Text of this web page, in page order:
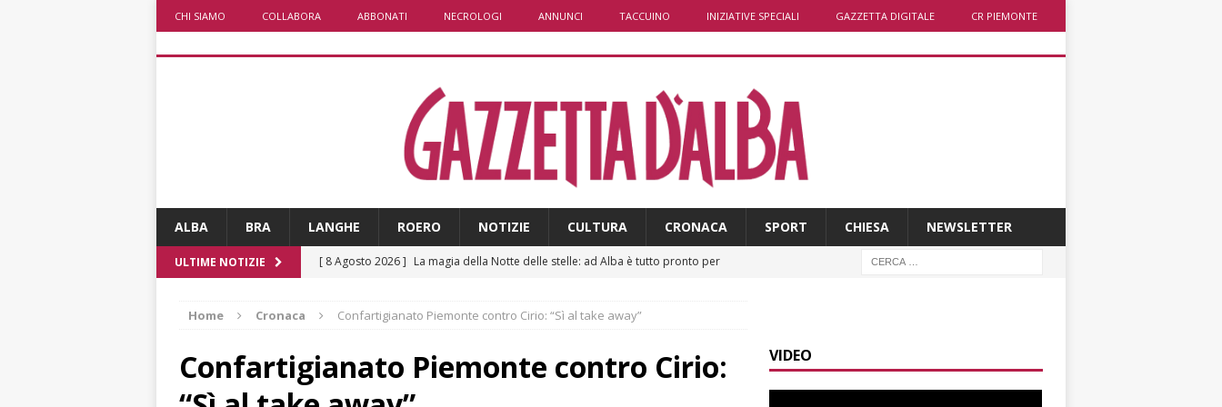
CHI SIAMO COLLABORA ABBONATI NECROLOGI ANNUNCI TACCUINO INIZIATIVE SPECIALI GAZZETTA DIGITALE CR PIEMONTE
ALBA BRA LANGHE ROERO NOTIZIE CULTURA CRONACA SPORT CHIESA NEWSLETTER
ULTIME NOTIZIE [ 8 Agosto 2026 ] La magia della Notte delle stelle: ad Alba è tutto pronto per
[ 8 Agosto 2026 ] Distretto Alba-Bra: contributi a 51 imprese del commercio
ALBA
Home Cronaca Confartigianato Piemonte contro Cirio: “Sì al take away”
Confartigianato Piemonte contro Cirio:
VIDEO